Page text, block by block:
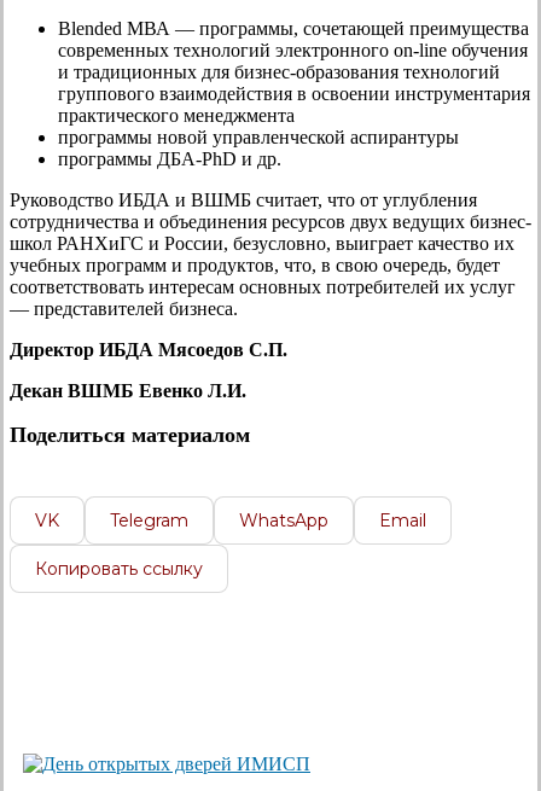
Blended МВА — программы, сочетающей преимущества
современных технологий электронного on-line обучения
и традиционных для бизнес-образования технологий
группового взаимодействия в освоении инструментария
практического менеджмента
программы новой управленческой аспирантуры
программы ДБА-PhD и др.
Руководство ИБДА и ВШМБ считает, что от углубления
сотрудничества и объединения ресурсов двух ведущих бизнес-
школ РАНХиГС и России, безусловно, выиграет качество их
учебных программ и продуктов, что, в свою очередь, будет
соответствовать интересам основных потребителей их услуг
— представителей бизнеса.
Директор ИБДА Мясоедов С.П.
Декан ВШМБ Евенко Л.И.
Поделиться материалом
VK Telegram WhatsApp Email
Копировать ссылку